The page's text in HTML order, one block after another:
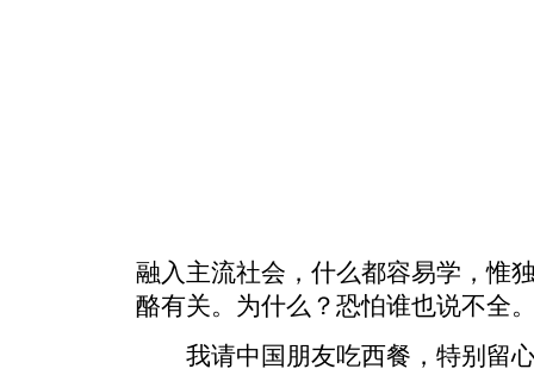
融入主流社会，什么都容易学，惟
酪有关。为什么？恐怕谁也说不全
我请中国朋友吃西餐，特别留心